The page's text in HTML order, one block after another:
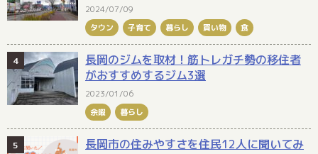
2024/07/09
タウン
子育て 暮らし 買い物 食
長岡のジムを取材！筋トレガチ勢の移住者
がおすすめするジム3選
2023/01/06
余暇
暮らし
長岡市の住みやすさを住民12人に聞いてみ